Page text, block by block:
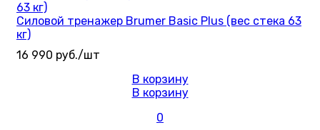
Силовой тренажер Brumer Basic Plus (вес стека 63
кг)
16 990 руб./шт
В корзину
В корзину
0